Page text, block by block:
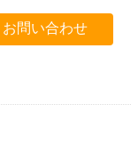
お問い合わせ